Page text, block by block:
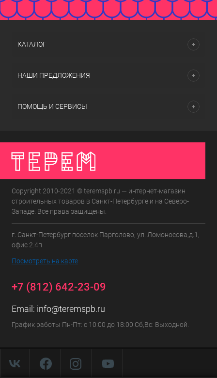
КАТАЛОГ
НАШИ ПРЕДЛОЖЕНИЯ
ПОМОЩЬ И СЕРВИСЫ
Copyright 2010-2021 © teremspb.ru — интернет-магазин
строительных товаров в Санкт-Петербурге и на Северо-
Западе. Все права защищены.
г. Санкт-Петербург поселок Парголово, ул. Ломоносова,д.1,
офис 2.4п
Посмотреть на карте
+7 (812) 642-23-09
Email: info@teremspb.ru
График работы Пн-Пт: с 10:00 до 18:00 Сб,Вс: Выходной.